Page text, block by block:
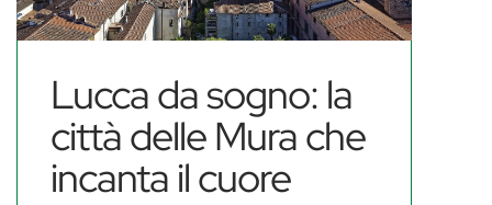
Lucca da sogno: la
città delle Mura che
incanta il cuore